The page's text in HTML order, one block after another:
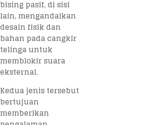
bising pasif, di sisi
lain, mengandalkan
desain fisik dan
bahan pada cangkir
telinga untuk
memblokir suara
eksternal.
Kedua jenis tersebut
bertujuan
memberikan